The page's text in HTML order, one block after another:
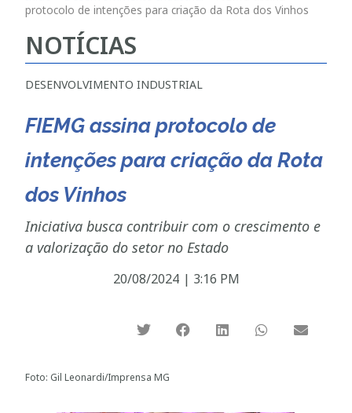
protocolo de intenções para criação da Rota dos Vinhos
NOTÍCIAS
DESENVOLVIMENTO INDUSTRIAL
FIEMG assina protocolo de
intenções para criação da Rota
dos Vinhos
Iniciativa busca contribuir com o crescimento e
a valorização do setor no Estado
20/08/2024 | 3:16 PM
Foto: Gil Leonardi/Imprensa MG